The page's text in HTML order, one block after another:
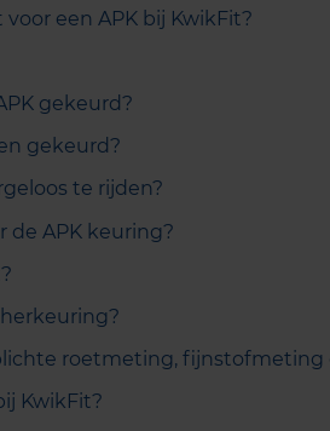
een APK bij KwikFit?
gekeurd?
gekeurd?
te rijden?
de APK keuring?
roetmeting, fijnstofmeting
KwikFit?